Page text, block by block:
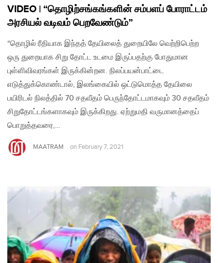
VIDEO | “தொழிற்சங்கங்களின் சம்பளப் போராட்டம்
அரசியல் வடிவம் பெறவேண்டும்”
“தொழில் ரீதியாக இந்தத் தேயிலைத் துறையிலே வெற்றிபெற்ற
ஒரு துறையாக சிறு தோட்ட உடமை இருப்பதற்கு போதுமான
புள்ளிவிவரங்கள் இருக்கின்றன. நிலப்பயன்பாட்டை
எடுத்துக்கொண்டால், இலங்கையில் ஒட்டுமொத்த தேயிலை
பயிரிடல் நிலத்தில் 70 சதவீதம் பெருந்தோட்டமாகவும் 30 சதவீதம்
சிறுதோட்டங்களாகவும் இருக்கிறது. ஏற்றுமதி வருமானத்தைப்
பொறுத்தவரை,…
MAATRAM on February 7, 2021